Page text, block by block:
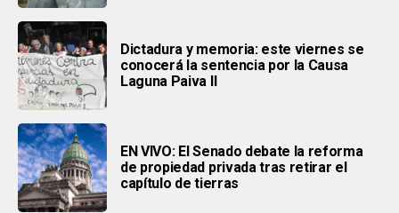
Dictadura y memoria: este viernes se
conocerá la sentencia por la Causa
Laguna Paiva II
EN VIVO: El Senado debate la reforma
de propiedad privada tras retirar el
capítulo de tierras